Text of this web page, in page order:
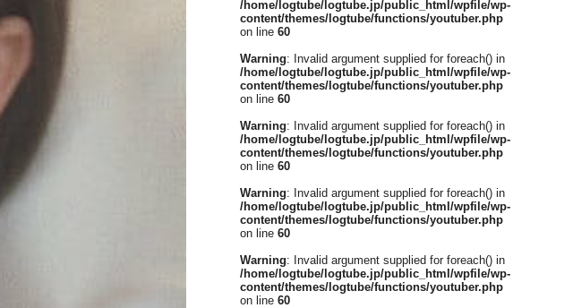
/home/logtube/logtube.jp/public_html/wpfile/wp-
content/themes/logtube/functions/youtuber.php
on line 60
Warning: Invalid argument supplied for foreach() in
/home/logtube/logtube.jp/public_html/wpfile/wp-
content/themes/logtube/functions/youtuber.php
on line 60
Warning: Invalid argument supplied for foreach() in
/home/logtube/logtube.jp/public_html/wpfile/wp-
content/themes/logtube/functions/youtuber.php
on line 60
Warning: Invalid argument supplied for foreach() in
/home/logtube/logtube.jp/public_html/wpfile/wp-
content/themes/logtube/functions/youtuber.php
on line 60
Warning: Invalid argument supplied for foreach() in
/home/logtube/logtube.jp/public_html/wpfile/wp-
content/themes/logtube/functions/youtuber.php
on line 60